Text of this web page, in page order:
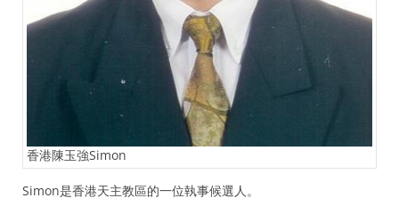
香港陳玉強Simon
Simon是香港天主教區的一位執事候選人。